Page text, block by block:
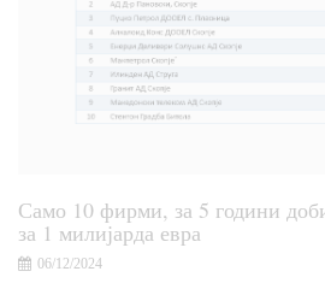
Само 10 фирми, за 5 години
за 1 милијарда евра
06/12/2024